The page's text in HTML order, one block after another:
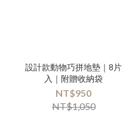
設計款動物巧拼地墊｜8片
入｜附贈收納袋
NT$950
NT$1,050